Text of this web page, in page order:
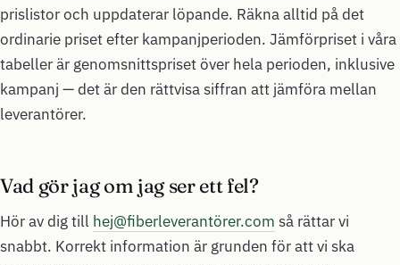
prislistor och uppdaterar löpande. Räkna alltid på det
ordinarie priset efter kampanjperioden. Jämförpriset i våra
tabeller är genomsnittspriset över hela perioden, inklusive
kampanj — det är den rättvisa siffran att jämföra mellan
leverantörer.
Vad gör jag om jag ser ett fel?
Hör av dig till hej@fiberleverantörer.com så rättar vi
snabbt. Korrekt information är grunden för att vi ska